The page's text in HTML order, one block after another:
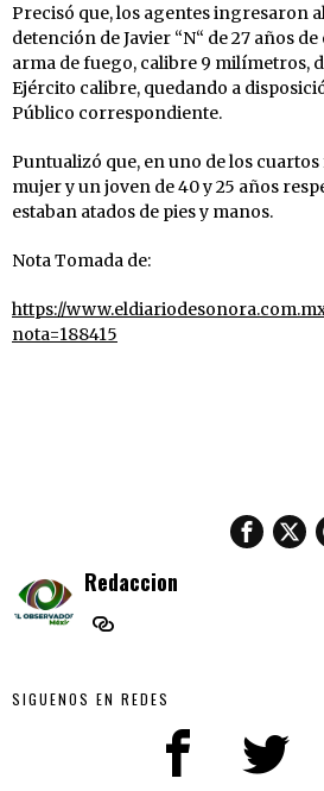
Precisó que, los agentes ingresaron
detención de Javier “N“ de 27 años
arma de fuego, calibre 9 milímetros,
Ejército calibre, quedando a
Público correspondiente.
Puntualizó que, en uno de los
mujer y un joven de 40 y 25 años
estaban atados de pies y manos.
Nota Tomada de:
https://
nota=188415
Redaccion
SIGUENOS EN REDES